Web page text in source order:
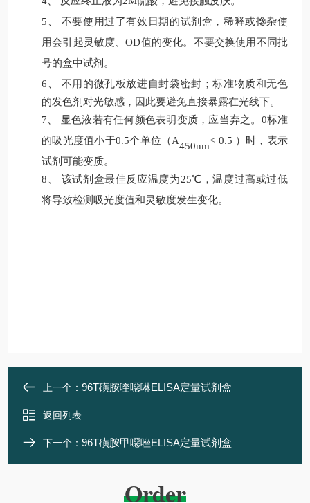
5、 不要使用过了有效日期的试剂盒，稀释或搀杂使
用会引起灵敏度、OD值的变化。不要交换使用不同批
号的盒中试剂。
6、 不用的微孔板放进自封袋密封；标准物质和无色
的发色剂对光敏感，因此要避免直接暴露在光线下。
7、
显色液若有任何颜色表明变质，应当弃之。 0标准
的吸光度值小于0.5个单位（A450nm< 0.5 ）时 ，表示
试剂可能变质。
8、 该试剂盒最佳反应温度为25℃ ，温度过高或过低
将导致检测吸光度值和灵敏度发生变化。
上一个： 96T磺胺喹噁啉ELISA定量试剂盒
返回列表
下一个： 96T磺胺甲噁唑ELISA定量试剂盒
Order